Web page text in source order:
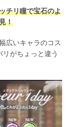
チリ瞳で宝石のよ
！
広いキャラのコス
がちょっと違う